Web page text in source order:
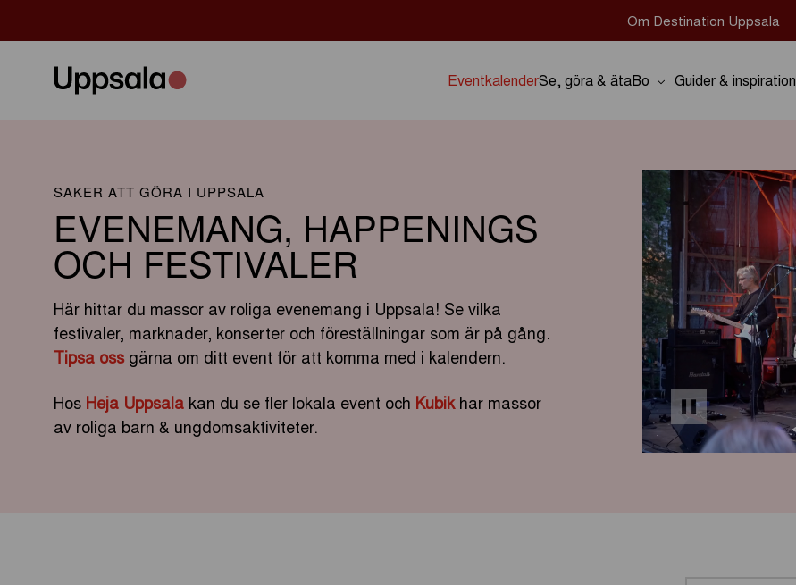
Om Destination Uppsala
EventkalenderSe, göra & ätaBo Guider & inspiration
SAKER ATT GÖRA I UPPSALA
EVENEMANG, HAPPENINGS
OCH FESTIVALER
Här hittar du massor av roliga evenemang i Uppsala! Se vilka
festivaler, marknader, konserter och föreställningar som är på gång.
Tipsa ossgärna om ditt event för att komma med i kalendern.
Hos Heja Uppsala kan du se fler lokala event och Kubikhar massor
av roliga barn & ungdomsaktiviteter.